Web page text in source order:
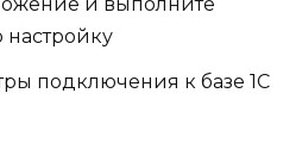
подключения к базе 1С